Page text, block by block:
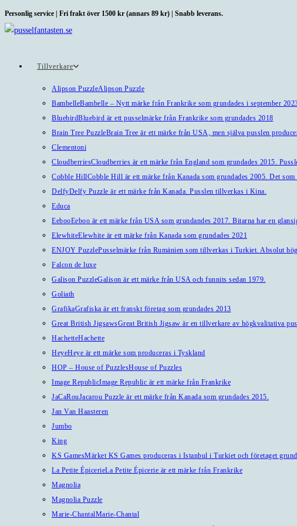
Hoppa
till
Personlig service | Fri frakt över 1500 kr (annars 89 kr) | Snabb leverans.
Tillverkare
Alipson PuzzleAlipson Puzzle
BambelleBambelle – Nytt märke från Frankrike som grundades i september
BluebirdBluebird är ett pusselmärke från Frankrike som grundades 2018
Brain Tree PuzzleBrain Tree är ett märke från USA, men själva pusslen
Clementoni
CloudberriesCloudberries är ett märke från England som grundades 2015.
Cobble HillCobble Hill är ett märke från Kanada som grundades 2005. Det som
DelfyDelfy Puzzle är ett märke från Kanada. Pusslen tillverkas i Kina.
Educa
EebooEeboo är ett märke från USA som grundandes 2017. Bitarna har en
ElewhiteElewhite är ett märke från Kanada som grundades 2021
ENJOY PuzzlePusselmärke från Rumänien som tillverkas i Turkiet. Absolut
Falcon de luxe
Galison PuzzleGalison är ett märke från USA och funnits sedan 1979.
Goliath
GrafikaGrafiska är ett franskt företag som grundades 2013
Great British JigsawsGreat British Jigsaw är en tillverkare av högkvalitativa
HachetteHachette
HeyeHeye är ett märke som produceras i Tyskland
HOP – House of PuzzlesHouse of Puzzles
Image RepublicImage Republic är ett märke från Frankrike
JaCaRouJacarou Puzzle är ett märke från Kanada som grundades 2015.
Jan Van Haasteren
Jumbo
King
KS GamesMärket KS Games produceras i Istanbul i Turkiet och företaget
La Petite ÉpicerieLa Petite Épicerie är ett märke från Frankrike
Magnolia
Magnolia Puzzle
Marie-ChantalMarie-Chantal